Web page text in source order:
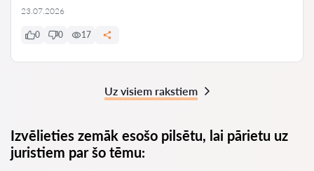
23.07.2026
0 0 17
Uz visiem rakstiem
Izvēlieties zemāk esošo pilsētu, lai pārietu uz
juristiem par šo tēmu: